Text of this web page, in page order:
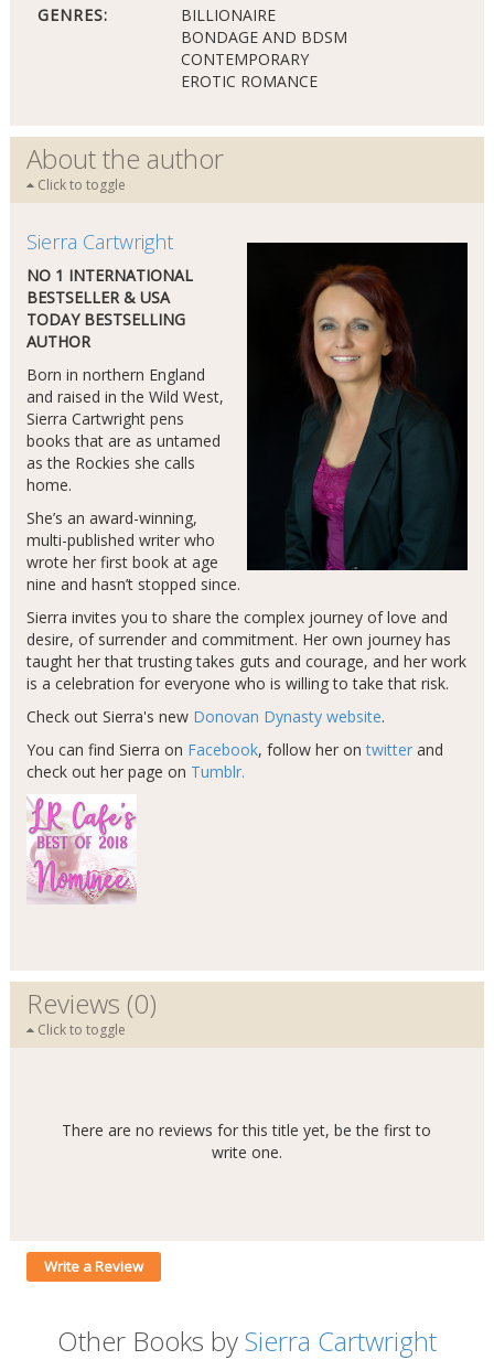
GENRES:
BILLIONAIRE
BONDAGE AND BDSM
CONTEMPORARY
EROTIC ROMANCE
About the author
Click to toggle
Sierra Cartwright
NO 1 INTERNATIONAL
BESTSELLER & USA
TODAY BESTSELLING
AUTHOR
Born in northern England
and raised in the Wild West,
Sierra Cartwright pens
books that are as untamed
as the Rockies she calls
home.
She’s an award-winning,
multi-published writer who
wrote her first book at age
nine and hasn’t stopped since.
Sierra invites you to share the complex journey of love and
desire, of surrender and commitment. Her own journey has
taught her that trusting takes guts and courage, and her work
is a celebration for everyone who is willing to take that risk.
Check out Sierra's new Donovan Dynasty website.
You can find Sierra on Facebook, follow her ontwitterand
check out her page on Tumblr.
Reviews (0)
Click to toggle
There are no reviews for this title yet, be the first to
write one.
Write a Review
Other Books bySierra Cartwright